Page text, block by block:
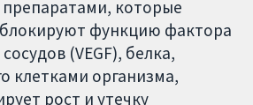
которые
функцию фактора
(VEGF), белка,
клетками организма,
рост и утечку